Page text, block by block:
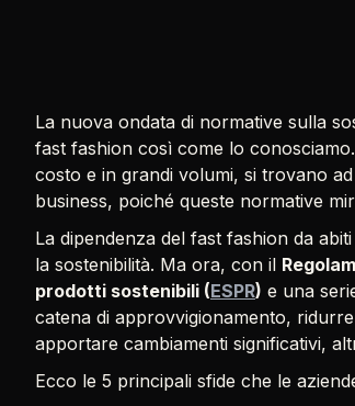
La nuova ondata di normative sulla
fast fashion così come lo
costo e in grandi volumi, si trovano
business, poiché queste normative
La dipendenza del fast fashion da
la sostenibilità. Ma ora, con il
prodotti sostenibili (ESPR) e una
catena di approvvigionamento,
apportare cambiamenti significativi,
Ecco le 5 principali sfide che le